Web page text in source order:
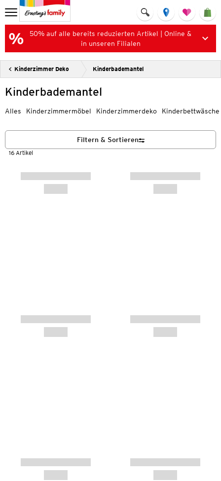
50% auf alle bereits reduzierten Artikel | Online &
in unseren Filialen
Kinderzimmer Deko Kinderbademantel
Kinderbademantel
Alles Kinderzimmermöbel Kinderzimmerdeko Kinderbettwäsche
16 Artikel
Filtern & Sortieren